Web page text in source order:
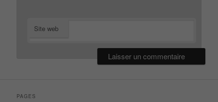
Site web
PAGES